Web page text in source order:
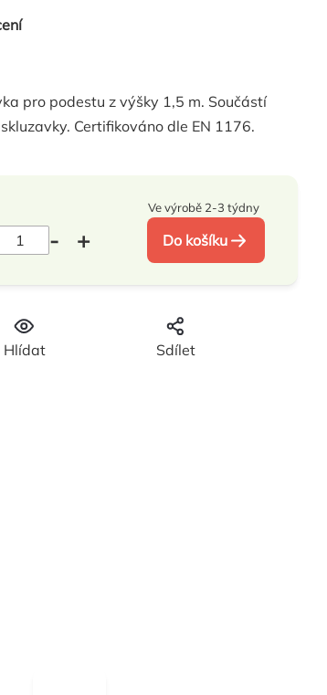
pro podestu z výšky 1,5 m. Součástí
Certifikováno dle EN 1176.
Hlídat Sdílet
Ve výrobě 2-3 týdny
Do košíku